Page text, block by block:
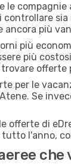
le compagnie
controllare
ancora più
più
più
offerte
per le
Se
offerte di
l'anno,
che